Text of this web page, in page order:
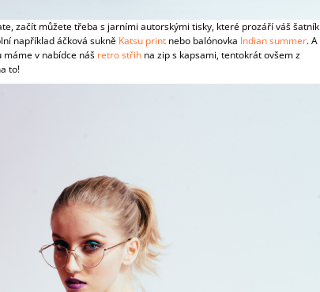
začít můžete třeba s jarními autorskými tisky, které prozáří váš šatník
například áčková sukně Katsu print nebo balónovka Indian summer. A
v nabídce náš retro střih na zip s kapsami, tentokrát ovšem z
to!